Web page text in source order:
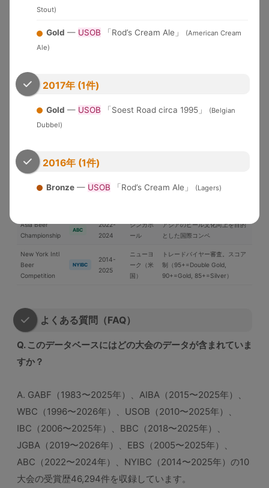
Stout)
Gold — USOB 「Rod’s Cream Ale」
(American Cream
Ale)
2017年 (1件)
Gold — USOB 「Soest Road circa 1995」
(Belgian
Dubbel)
2016年 (1件)
Bronze— USOB 「Rod’s Cream Ale」 (Lagers)
U.S. Open
2010-
International
Beer Cup
IBC
ブリュッ
Japan Great
Beer Awards
JGBA
2026
European
2005-
ニュルン
欧州最大級。ドイツ醸造協会主
Asia Beer
Championship
ABC
2022-
2024
シンガポ
ール
アジアのビール文化向上を目的
とした国際コンペ
New York Intl
Beer
Competition
NYIBC
2014-
2025
ニューヨ
ーク（米
国）
トレードバイヤー審査。スコア
制（95+=Double Gold,
90+=Gold, 85+=Silver）
よくある質問（FAQ）
Q. このデータベースにはどの大会のデータが含まれていま
すか？
A. GABF（1983〜2025年）、AIBA（2015〜2025年）、
WBC（1996〜2026年）、USOB（2010〜2025年）、
IBC（2006〜2025年）、BBC（2018〜2025年）、
JGBA（2019〜2026年）、EBS（2005〜2025年）、
ABC（2022〜2024年）、NYIBC（2014〜2025年）の10
大会の受賞歴46,294件を収録しています。